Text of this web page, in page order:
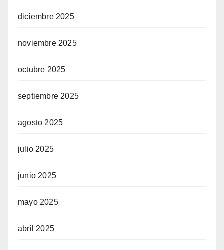
diciembre 2025
noviembre 2025
octubre 2025
septiembre 2025
agosto 2025
julio 2025
junio 2025
mayo 2025
abril 2025